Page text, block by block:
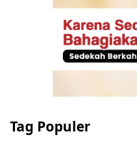
Tag Populer